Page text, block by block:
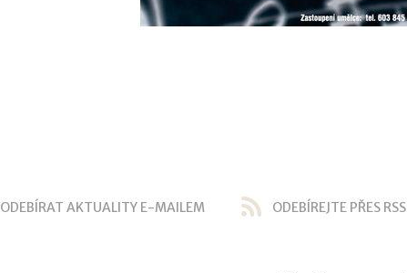
ODEBÍRAT AKTUALITY E-MAILEM ODEBÍREJTE PŘES RSS